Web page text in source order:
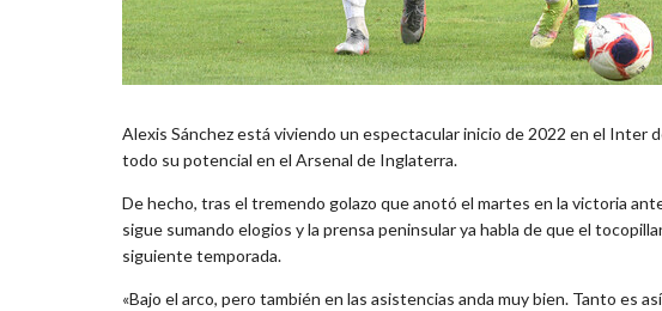
Alexis Sánchez está viviendo un espectacular inicio de 2022 en el Inter
todo su potencial en el Arsenal de Inglaterra.
De hecho, tras el tremendo golazo que anotó el martes en la victoria
sigue sumando elogios y la prensa peninsular ya habla de que el
siguiente temporada.
«Bajo el arco, pero también en las asistencias anda muy bien. Tanto es